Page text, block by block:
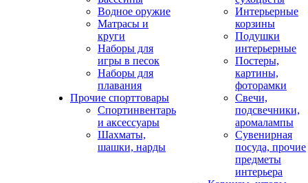
Водное оружие
Матрасы и
круги
Наборы для
игры в песок
Наборы для
плавания
Прочие спорттовары
Спортинвентарь
и аксессуары
Шахматы,
шашки, нарды
Интерьерные
корзины
Подушки
интерьерные
Постеры,
картины,
фоторамки
Свечи,
подсвечники,
аромалампы
Сувенирная
посуда, прочие
предметы
интерьера